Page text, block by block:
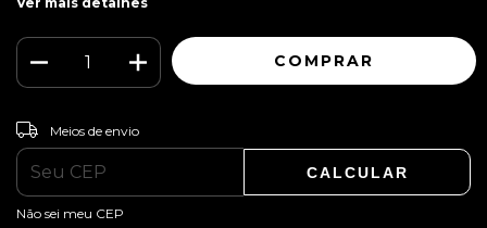
Entregas para o CEP:
Meios de envio
CALCULAR
Não sei meu CEP